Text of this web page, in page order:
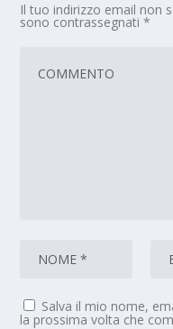
Il tuo indirizzo email non
sono contrassegnati*
Salva il mio nome,
la prossima volta che